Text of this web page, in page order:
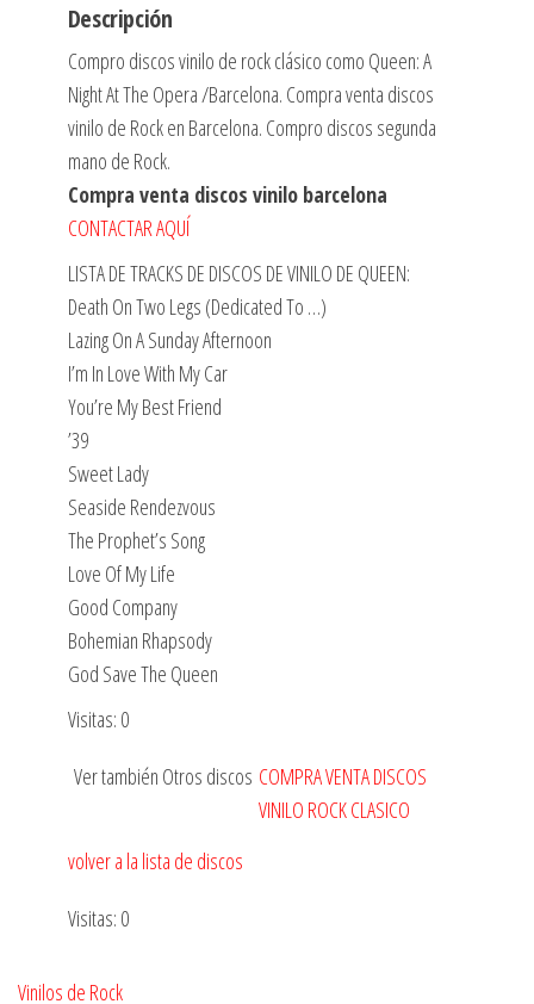
Descripción
Compro discos vinilo de rock clásico como Queen: A
Night At The Opera /Barcelona. Compra venta discos
vinilo de Rock en Barcelona. Compro discos segunda
mano de Rock.
Compra venta discos vinilo barcelona
CONTACTAR AQUÍ
LISTA DE TRACKS DE DISCOS DE VINILO DE QUEEN:
Death On Two Legs (Dedicated To …)
Lazing On A Sunday Afternoon
I’m In Love With My Car
You’re My Best Friend
’39
Sweet Lady
Seaside Rendezvous
The Prophet’s Song
Love Of My Life
Good Company
Bohemian Rhapsody
God Save The Queen
Visitas: 0
Ver también Otros discos COMPRA VENTA DISCOS
VINILO ROCK CLASICO
volver a la lista de discos
Visitas: 0
Vinilos de Rock